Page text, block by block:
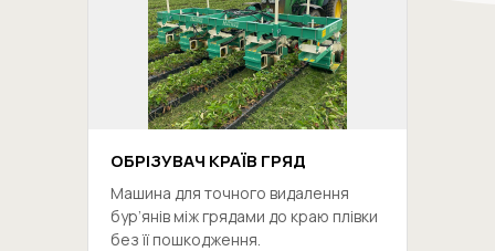
ОБРІЗУВАЧ КРАЇВ ГРЯД
Машина для точного видалення
бур’янів між грядами до краю плівки
без її пошкодження.